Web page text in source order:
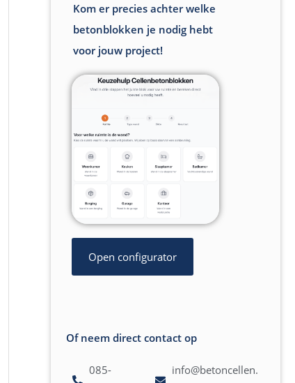
Kom er precies achter welke
betonblokken je nodig hebt
voor jouw project!
Open configurator
Of neem direct contact op
085-
info@betoncellen.